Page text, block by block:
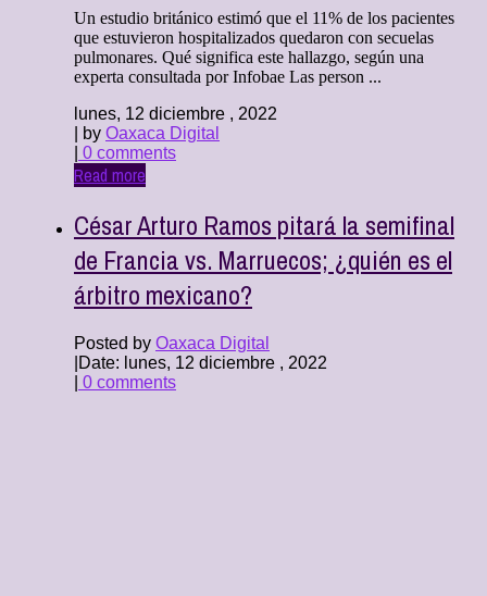
Un estudio británico estimó que el 11% de los pacientes
que estuvieron hospitalizados quedaron con secuelas
pulmonares. Qué significa este hallazgo, según una
experta consultada por Infobae Las person ...
lunes, 12 diciembre , 2022
| by Oaxaca Digital
0 comments
Read more
César Arturo Ramos pitará la semifinal
de Francia vs. Marruecos; ¿quién es el
árbitro mexicano?
Posted by Oaxaca Digital
Date: lunes, 12 diciembre , 2022
0 comments